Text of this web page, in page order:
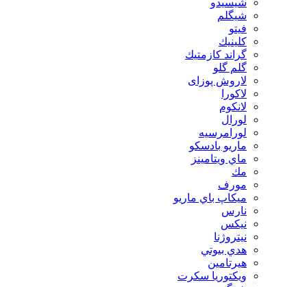
شیگلم
فيتو
كلينيك
گراند كازمتيك
گلم گلو
لاروش پوزای
لاكورا
لانكوم
لورال
لورامرسيه
ماريو بادسكو
ماي ويتامينز
مك
مورف
ميكاپ باي ماريو
نارس
نيكس
نیتروژنا
هدي بيوتي
هیرتامین
ویکتوریا سکرت